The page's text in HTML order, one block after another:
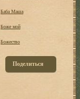
Баба Маша
Боже мой
Божество
Поделиться